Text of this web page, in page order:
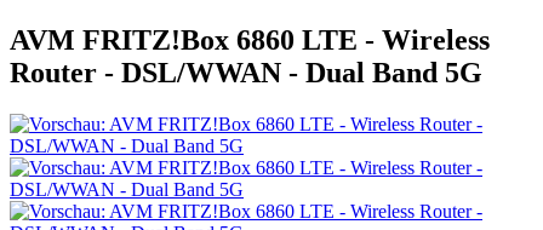
AVM FRITZ!Box 6860 LTE - Wireless
Router - DSL/WWAN - Dual Band 5G